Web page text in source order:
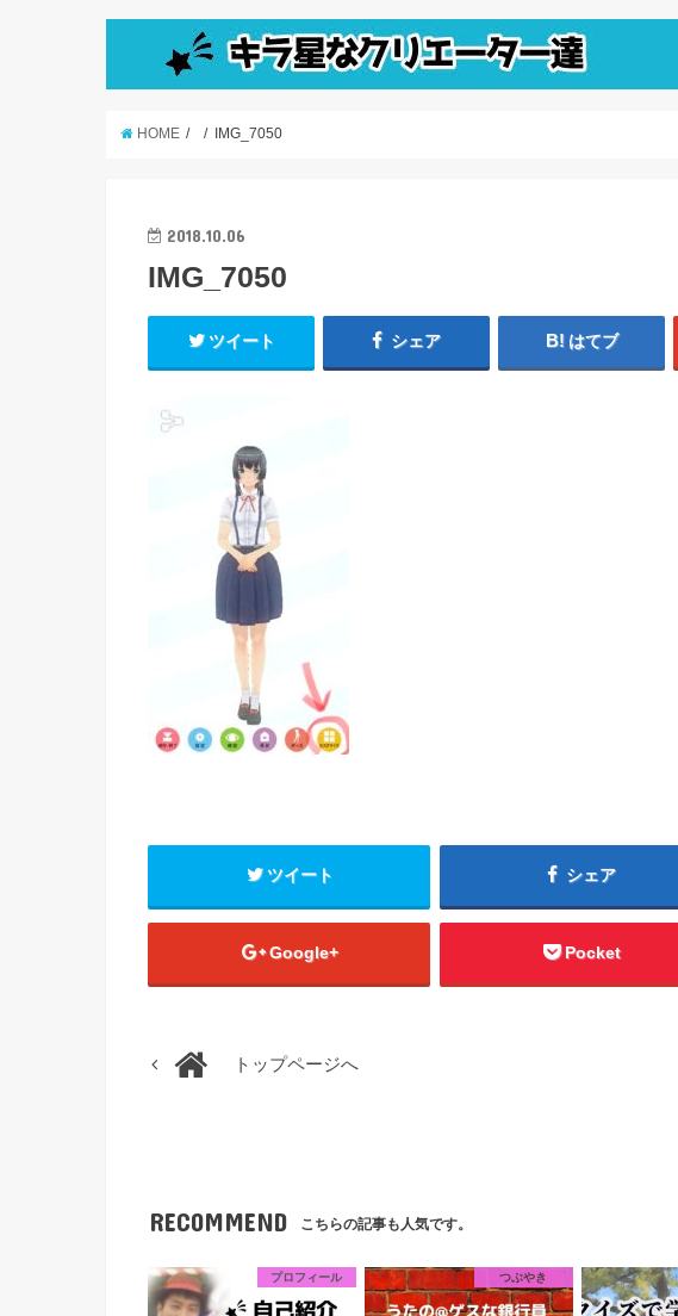
HOME IMG_7050
2018.10.06
IMG_7050
ツイート シェア はてブ
ツイート シェア
Google+ Pocket
トップページへ
RECOMMEND こちらの記事も人気です。
プロフィール つぶやき